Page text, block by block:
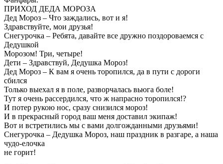
ПРИХОД ДЕДА МОРОЗА
Дед Мороз – Что заждались, вот и я!
Здравствуйте, мои друзья!
Снегурочка – Ребята, давайте все дружно поздороваемся с
Дедушкой
Морозом! Три, четыре!
Дети – Здравствуй, Дедушка Мороз!
Дед Мороз – К вам я очень торопился, да в пути с дороги
сбился
Только выехал я в поле, разворчалась вьюга боле!
Тут я очень рассердился, что ж напрасно торопился!?
И потер рукою нос, сразу снизился мороз!
И в прекрасный город ваш меня доставил экипаж!
Вот и встретились мы с вами долгожданными друзьями!
Снегурочка – Дедушка Мороз, наш праздник в разгаре, а наша
чудо-елочка
не горит!